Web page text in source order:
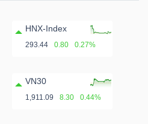
HNX-Index
293.44 0.80 0.27%
VN30
1,911.09 8.30 0.44%